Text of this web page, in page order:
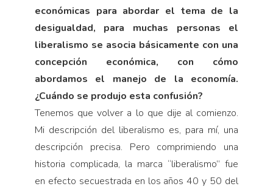
económicas para abordar el tema de la
desigualdad, para muchas personas el
liberalismo se asocia básicamente con una
concepción económica, con cómo
abordamos el manejo de la economía.
¿Cuándo se produjo esta confusión?
Tenemos que volver a lo que dije al comien­zo.
Mi descripción del liberalismo es, para mí, una
descripción precisa. Pero compri­miendo una
historia complicada, la marca “liberalismo” fue
en efecto secuestrada en los años 40 y 50 del